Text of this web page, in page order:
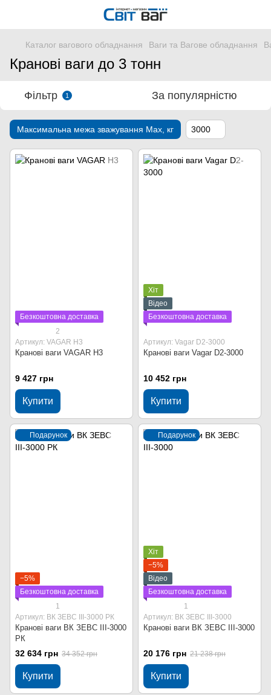
Каталог вагового обладнання Ваги та Вагове обладнання
Кранові ваги до 3 тонн
Фільтр 1 За популярністю
Максимальна межа зважування Мах, кг 3000
Безкоштовна доставка
2
Артикул: VAGAR Н3
Кранові ваги VAGAR Н3
9 427 грн
Купити
Хіт
Відео
Безкоштовна доставка
Артикул: Vagar D2-3000
Кранові ваги Vagar D2-3000
10 452 грн
Купити
Подарунок
−5%
Безкоштовна доставка
1
Артикул: ВК ЗЕВС ІІІ-3000 РК
Кранові ваги ВК ЗЕВС ІІІ-3000
РК
32 634 грн 34 352 грн
Купити
Подарунок
Хіт
−5%
Відео
Безкоштовна доставка
1
Артикул: ВК ЗЕВС ІІІ-3000
Кранові ваги ВК ЗЕВС ІІІ-3000
20 176 грн 21 238 грн
Купити